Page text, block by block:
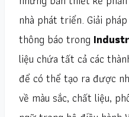
nhà phát triển. Giải
thông báo trong
liệu chứa tất cả các
để có thể tạo ra được
về màu sắc, chất liệu,